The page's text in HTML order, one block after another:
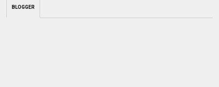
BLOGGER